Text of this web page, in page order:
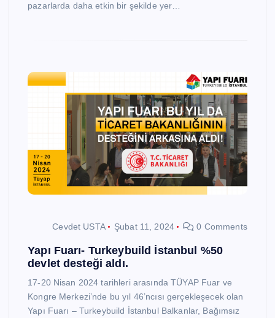
pazarlarda daha etkin bir şekilde yer…
Cevdet USTA Şubat 11, 2024 0 Comments
Yapı Fuarı- Turkeybuild İstanbul %50
devlet desteği aldı.
17-20 Nisan 2024 tarihleri arasında TÜYAP Fuar ve
Kongre Merkezi’nde bu yıl 46’ncısı gerçekleşecek olan
Yapı Fuarı – Turkeybuild İstanbul Balkanlar, Bağımsız